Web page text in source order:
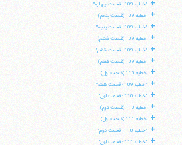
+ "خطبه 109 - قسمت چهارم"
+ خطبه 109 (قسمت پنجم)
+ "خطبه 109 - قسمت پنجم"
+ خطبه 109 (قسمت ششم)
+ "خطبه 109 - قسمت ششم"
+ خطبه 109 (قسمت هفتم)
+ خطبه 110 (قسمت اول)
+ "خطبه 109 - قسمت هفتم"
+ "خطبه 110 - قسمت اول"
+ خطبه 110 (قسمت دوم)
+ خطبه 111 (قسمت اول)
+ "خطبه 110 - قسمت دوم"
+ "خطبه 111 - قسمت اول"